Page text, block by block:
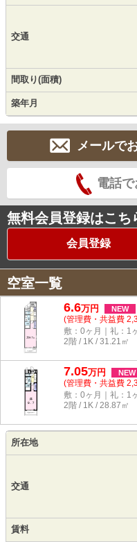
交通
間取り(面積)
築年月
メールで
電話
無料会員登録はこち
会員登録
空室一覧
6.6万円 NEW
(管理費・共益費
敷：0ヶ月｜礼：1
2階 / 1K / 31.21㎡
7.05万円 NEW
(管理費・共益費
敷：0ヶ月｜礼：1
2階 / 1K / 28.87㎡
所在地
交通
賃料